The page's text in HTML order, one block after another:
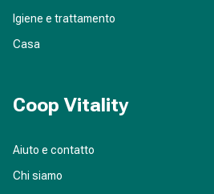
Igiene e trattamento
Casa
Coop Vitality
Aiuto e contatto
Chi siamo